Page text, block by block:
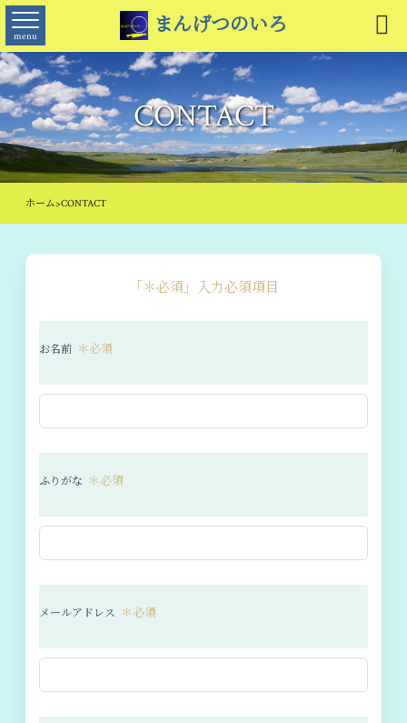
まんげつのいろ
menu 
CONTACT
ホーム>CONTACT
「＊必須」入力必須項目
お名前 ＊必須
ふりがな ＊必須
メールアドレス ＊必須